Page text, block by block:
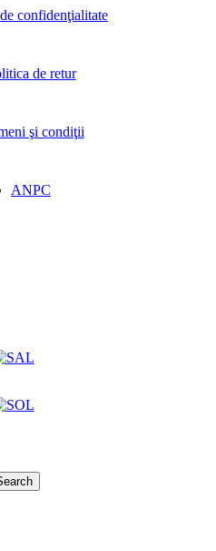
confidenţialitate
de retur
şi condiţii
ANPC